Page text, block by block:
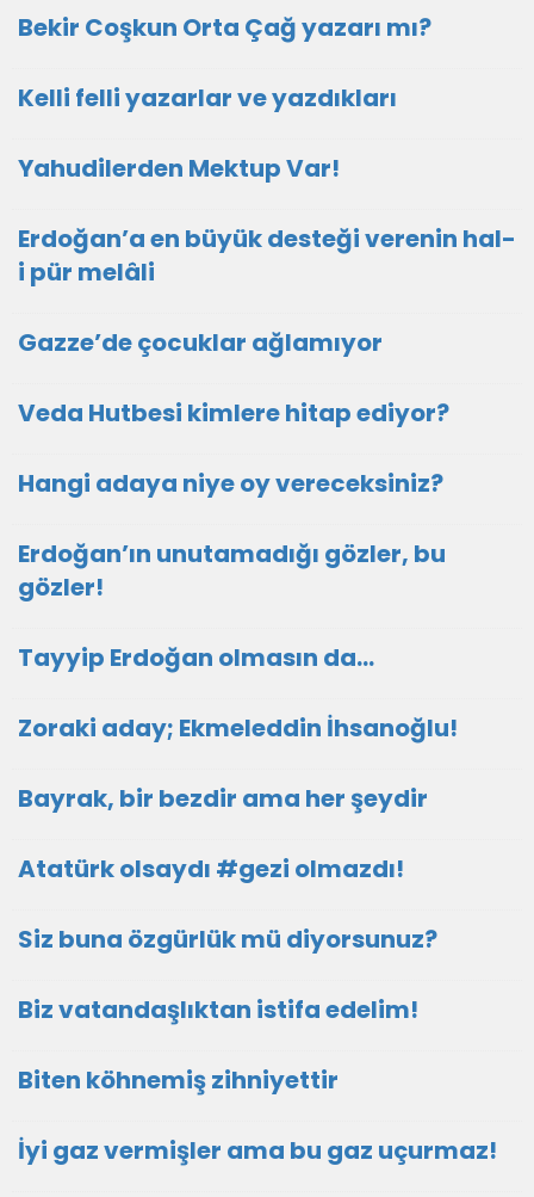
Bekir Coşkun Orta Çağ yazarı mı?
Kelli felli yazarlar ve yazdıkları
Yahudilerden Mektup Var!
Erdoğan’a en büyük desteği verenin hal-
i pür melâli
Gazze’de çocuklar ağlamıyor
Veda Hutbesi kimlere hitap ediyor?
Hangi adaya niye oy vereceksiniz?
Erdoğan’ın unutamadığı gözler, bu
gözler!
Tayyip Erdoğan olmasın da…
Zoraki aday; Ekmeleddin İhsanoğlu!
Bayrak, bir bezdir ama her şeydir
Atatürk olsaydı #gezi olmazdı!
Siz buna özgürlük mü diyorsunuz?
Biz vatandaşlıktan istifa edelim!
Biten köhnemiş zihniyettir
İyi gaz vermişler ama bu gaz uçurmaz!